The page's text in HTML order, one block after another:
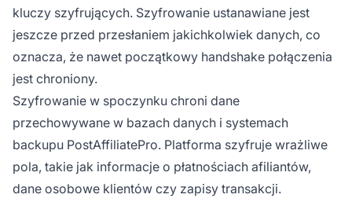
kluczy szyfrujących. Szyfrowanie ustanawiane jest
jeszcze przed przesłaniem jakichkolwiek danych, co
oznacza, że nawet początkowy handshake połączenia
jest chroniony.
Szyfrowanie w spoczynku chroni dane
przechowywane w bazach danych i systemach
backupu PostAffiliatePro. Platforma szyfruje wrażliwe
pola, takie jak informacje o płatnościach afiliantów,
dane osobowe klientów czy zapisy transakcji.